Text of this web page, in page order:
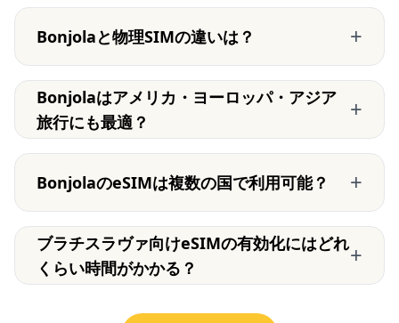
Bonjolaと物理SIMの違いは？ +
Bonjolaはアメリカ・ヨーロッパ・アジア
旅行にも最適？
+
BonjolaのeSIMは複数の国で利用可能？ +
ブラチスラヴァ向けeSIMの有効化にはどれ
くらい時間がかかる？
+